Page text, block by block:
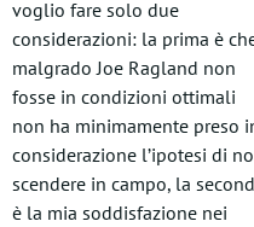
voglio fare solo due
considerazioni: la prima è
malgrado Joe Ragland non
fosse in condizioni ottimali
non ha minimamente preso
considerazione l’ipotesi di
scendere in campo, la
è la mia soddisfazione nei